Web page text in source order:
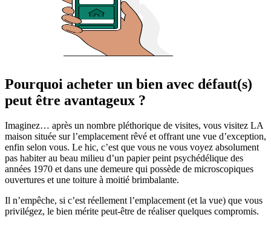
Pourquoi acheter un bien avec défaut(s)
peut être avantageux ?
Imaginez… après un nombre pléthorique de visites, vous visitez LA
maison située sur l’emplacement rêvé et offrant une vue d’exception,
enfin selon vous. Le hic, c’est que vous ne vous voyez absolument
pas habiter au beau milieu d’un papier peint psychédélique des
années 1970 et dans une demeure qui possède de microscopiques
ouvertures et une toiture à moitié brimbalante.
Il n’empêche, si c’est réellement l’emplacement (et la vue) que vous
privilégez, le bien mérite peut-être de réaliser quelques compromis.